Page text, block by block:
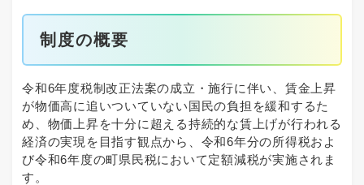
制度の概要
令和6年度税制改正法案の成立・施行に伴い、賃金上昇
が物価高に追いついていない国民の負担を緩和するた
め、物価上昇を十分に超える持続的な賃上げが行われる
経済の実現を目指す観点から、令和6年分の所得税およ
び令和6年度の町県民税において定額減税が実施されま
す。